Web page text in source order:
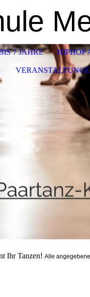
7 JAHRE HIPHOP
Ihr Tanzen! Alle